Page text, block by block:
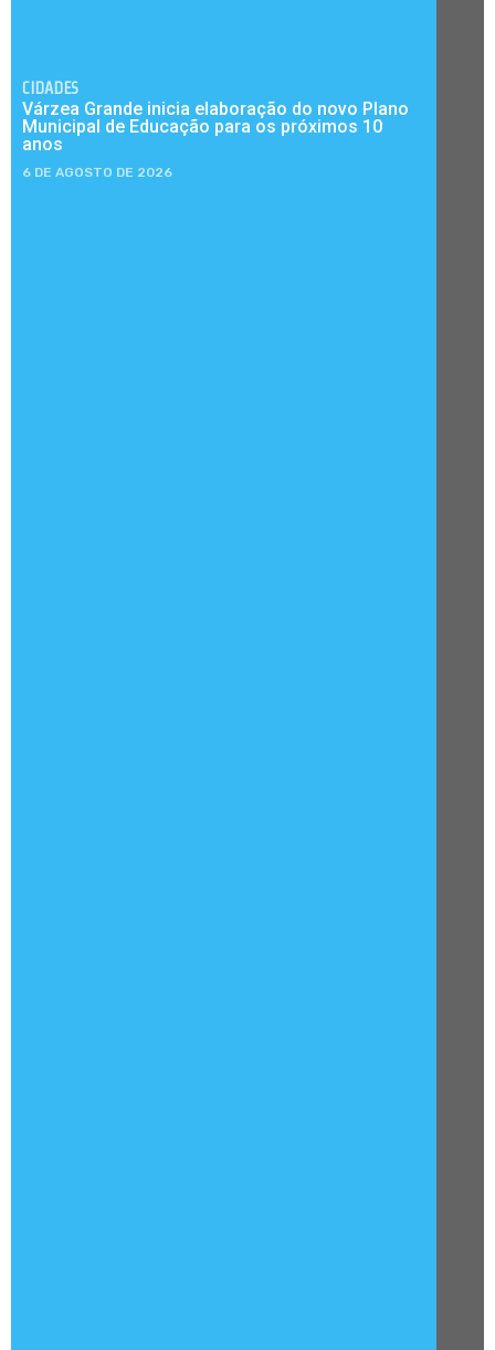
CIDADES
Várzea Grande inicia elaboração do novo Plano
Municipal de Educação para os próximos 10
anos
6 DE AGOSTO DE 2026